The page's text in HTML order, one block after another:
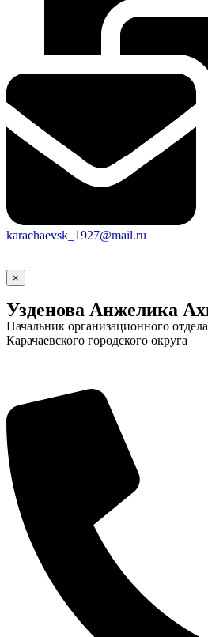
karachaevsk_1927@mail.ru
×
Узденова Анжелика
Начальник организационного
Карачаевского городского округа